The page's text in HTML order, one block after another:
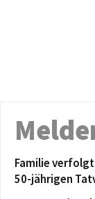
Familie
50-jährigen